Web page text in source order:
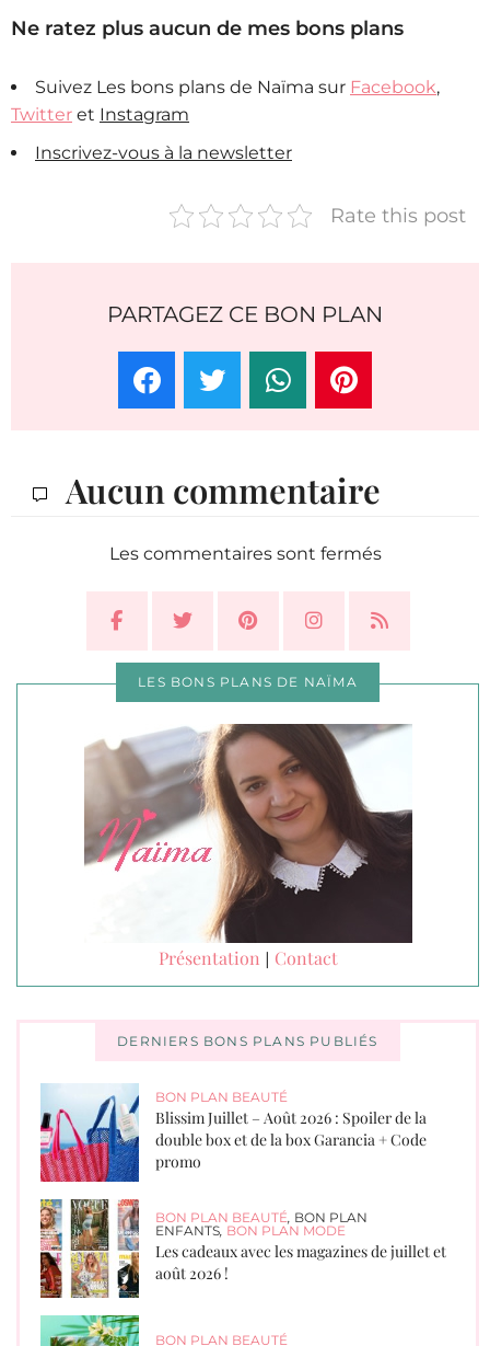
Ne ratez plus aucun de mes bons plans
Suivez Les bons plans de Naïma sur Facebook,
Twitter et Instagram
Inscrivez-vous à la newsletter
Rate this post
PARTAGEZ CE BON PLAN
Aucun commentaire
Les commentaires sont fermés
LES BONS PLANS DE NAÏMA
Présentation | Contact
DERNIERS BONS PLANS PUBLIÉS
BON PLAN BEAUTÉ
Blissim Juillet – Août 2026 : Spoiler de la
double box et de la box Garancia + Code
promo
BON PLAN BEAUTÉ, BON PLAN
ENFANTS, BON PLAN MODE
Les cadeaux avec les magazines de juillet et
août 2026 !
BON PLAN BEAUTÉ